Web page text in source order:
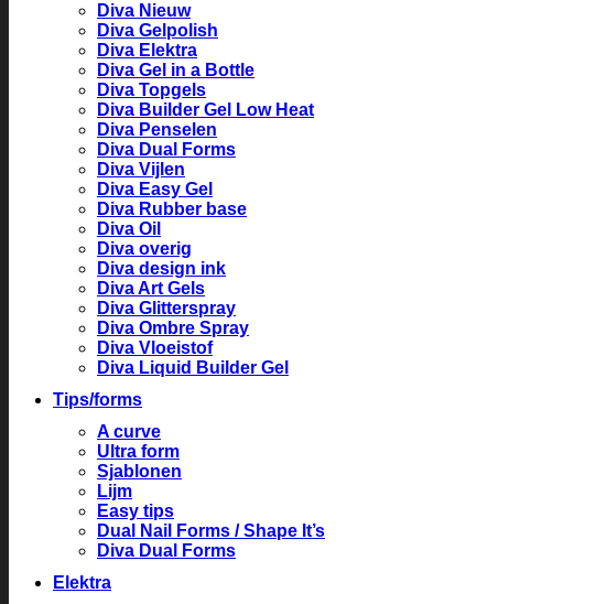
Diva Nieuw
Diva Gelpolish
Diva Elektra
Diva Gel in a Bottle
Diva Topgels
Diva Builder Gel Low Heat
Diva Penselen
Diva Dual Forms
Diva Vijlen
Diva Easy Gel
Diva Rubber base
Diva Oil
Diva overig
Diva design ink
Diva Art Gels
Diva Glitterspray
Diva Ombre Spray
Diva Vloeistof
Diva Liquid Builder Gel
Tips/forms
A curve
Ultra form
Sjablonen
Lijm
Easy tips
Dual Nail Forms / Shape It’s
Diva Dual Forms
Elektra